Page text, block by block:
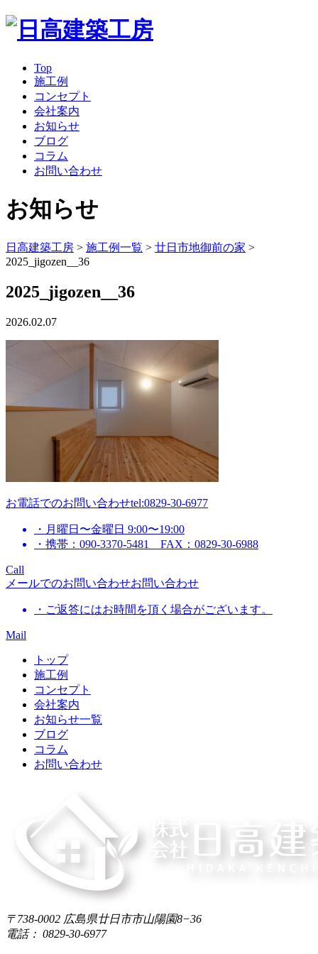
Top
施工例
コンセプト
会社案内
お知らせ
ブログ
コラム
お問い合わせ
お知らせ
日高建築工房 > 施工例一覧 > 廿日市地御前の家 >
2025_jigozen__36
2025_jigozen__36
2026.02.07
お電話でのお問い合わせtel:0829-30-6977
・月曜日〜金曜日 9:00〜19:00
・携帯：090-3370-5481 FAX：0829-30-6988
Call
メールでのお問い合わせお問い合わせ
・ご返答にはお時間を頂く場合がございます。
Mail
トップ
施工例
コンセプト
会社案内
お知らせ一覧
ブログ
コラム
お問い合わせ
〒738-0002 広島県廿日市市山陽園8−36
電話： 0829-30-6977